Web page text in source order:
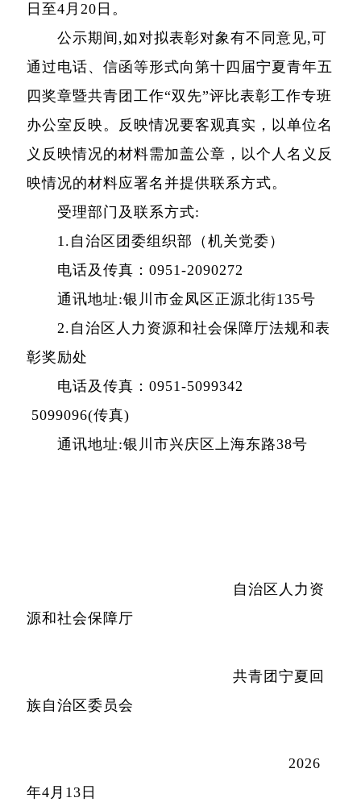
日至4月20日。
公示期间,如对拟表彰对象有不同意见,可
通过电话、信函等形式向第十四届宁夏青年五
四奖章暨共青团工作“双先”评比表彰工作专班
办公室反映。反映情况要客观真实，以单位名
义反映情况的材料需加盖公章，以个人名义反
映情况的材料应署名并提供联系方式。
受理部门及联系方式:
1.自治区团委组织部（机关党委）
电话及传真：0951-2090272
通讯地址:银川市金凤区正源北街135号
2.自治区人力资源和社会保障厅法规和表
彰奖励处
电话及传真：0951-5099342
5099096(传真)
通讯地址:银川市兴庆区上海东路38号
自治区人力资
源和社会保障厅
共青团宁夏回
族自治区委员会
2026
年4月13日